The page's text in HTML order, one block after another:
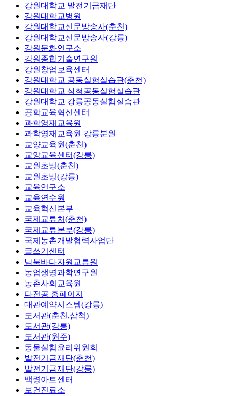
강원대학교 발전기금재단
강원대학교병원
강원대학교신문방송사(춘천)
강원대학교신문방송사(강릉)
강원문화연구소
강원종합기술연구원
강원창업보육센터
강원대학교 공동실험실습관(춘천)
강원대학교 삼척공동실험실습관
강원대학교 강릉공동실험실습관
공학교육혁신센터
과학영재교육원
과학영재교육원 강릉분원
교양교육원(춘천)
교양교육센터(강릉)
교원초빙(춘천)
교원초빙(강릉)
교육연구소
교육연수원
교육혁신본부
국제교류처(춘천)
국제교류본부(강릉)
국제농촌개발협력사업단
글쓰기센터
남북바다자원교류원
농업생명과학연구원
농촌사회교육원
다전공 홈페이지
대관예약시스템(강릉)
도서관(춘천,삼척)
도서관(강릉)
도서관(원주)
동물실험윤리위원회
발전기금재단(춘천)
발전기금재단(강릉)
백령아트센터
보건진료소